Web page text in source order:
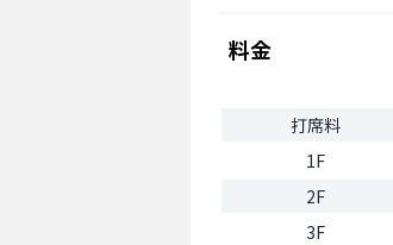
料金
打席料
1F
2F
3F